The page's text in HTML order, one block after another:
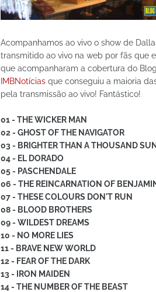
Acompanhamos ao vivo o show de
transmitido ao vivo na web por fãs que
que acompanharam a cobertura do
IMBNotícias que conseguiu a maioria
pela transmissão ao vivo! Fantástico!
01 - THE WICKER MAN
02 - GHOST OF THE NAVIGATOR
03 - BRIGHTER THAN A THOUSAND
04 - EL DORADO
05 - PASCHENDALE
06 - THE REINCARNATION OF
07 - THESE COLOURS DON'T RUN
08 - BLOOD BROTHERS
09 - WILDEST DREAMS
10 - NO MORE LIES
11 - BRAVE NEW WORLD
12 - FEAR OF THE DARK
13 - IRON MAIDEN
14 - THE NUMBER OF THE BEAST